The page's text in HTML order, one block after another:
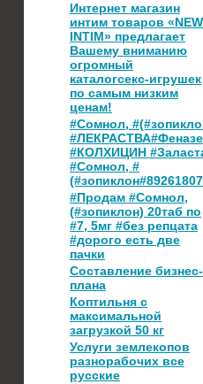
Интернет магазин
интим товаров
INTIM» предлагает
Вашему вниманию
огромный
каталогсекс-игрушек
по самым низким
ценам!
#Сомнол,
#КОЛХИЦИН
#Сомнол, #
#Продам #Сомнол,
(#зопиклон) 20таб по
#7, 5мг #без репцата
#дорого есть две
пачки
Составление бизнес-
плана
Коптильня с
максимальной
загрузкой 50 кг
Услуги землекопов
разнорабочих все
русские